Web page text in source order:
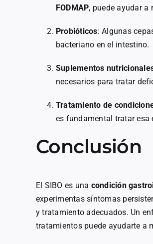
FODMAP, puede ayudar a
Probióticos: Algunas
bacteriano en el intestino.
Suplementos
necesarios para tratar
Tratamiento de
es fundamental tratar esa
Conclusión
El SIBO es una condición
experimentas síntomas
y tratamiento adecuados. Un
tratamientos puede ayudarte a